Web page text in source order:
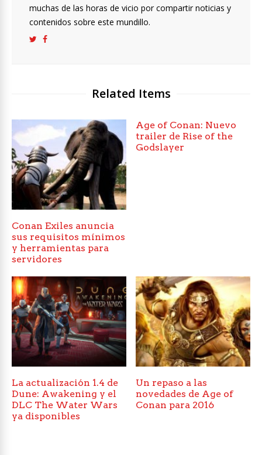
muchas de las horas de vicio por compartir noticias y
contenidos sobre este mundillo.
Related Items
Conan Exiles anuncia
sus requisitos mínimos
y herramientas para
servidores
Age of Conan: Nuevo
trailer de Rise of the
Godslayer
La actualización 1.4 de
Dune: Awakening y el
DLC The Water Wars
ya disponibles
Un repaso a las
novedades de Age of
Conan para 2016